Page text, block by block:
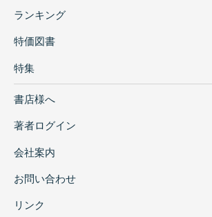
ランキング
特価図書
特集
書店様へ
著者ログイン
会社案内
お問い合わせ
リンク